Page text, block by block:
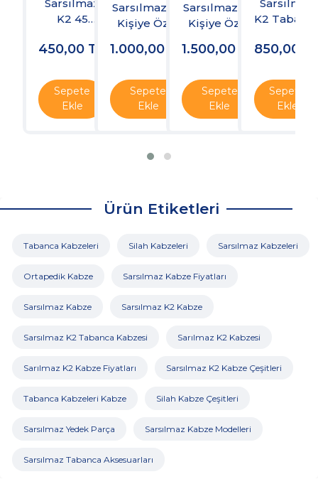
Sarsılmaz
K2 45
450,00 TL
Sepete
Ekle
Sarsılmaz K2
Kişiye Özel
1.000,00 TL
Sepete
Ekle
Sarsılmaz K2
Kişiye Özel
1.500,00 TL
Sepete
Ekle
Sarsılmaz
K2
850,00
Sepete
Ekle
Ürün Etiketleri
Tabanca Kabzeleri Silah Kabzeleri Sarsılmaz Kabzeleri
Ortapedik Kabze Sarsılmaz Kabze Fiyatları
Sarsılmaz Kabze Sarsılmaz K2 Kabze
Sarsılmaz K2 Tabanca Kabzesi Sarılmaz K2 Kabzesi
Sarılmaz K2 Kabze Fiyatları Sarsılmaz K2 Kabze Çeşitleri
Tabanca Kabzeleri Kabze Silah Kabze Çeşitleri
Sarsılmaz Yedek Parça Sarsılmaz Kabze Modelleri
Sarsılmaz Tabanca Aksesuarları